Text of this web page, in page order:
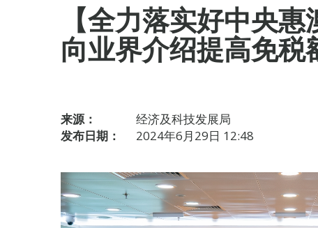
【全力落实好中央
向业界介绍提高免
来源：
经济及科技发展局
发布日期：
2024年6月29日 12:48